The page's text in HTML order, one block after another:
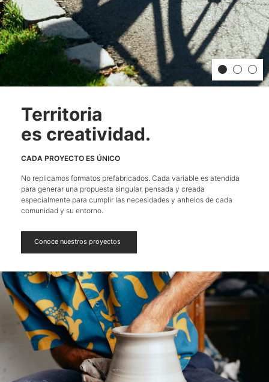
Territoria
es creatividad.
CADA PROYECTO ES ÚNICO
No replicamos formatos prefabricados. Cada variable es atendida
para generar una propuesta singular, pensada y creada
especialmente para cumplir las necesidades y anhelos de cada
comunidad y su entorno.
Conoce nuestros proyectos